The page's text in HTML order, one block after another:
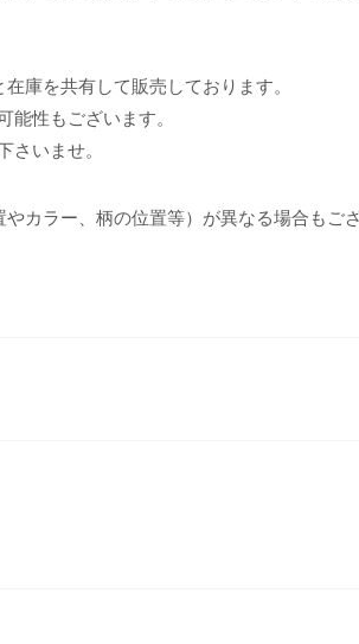
庫を共有して販売しております。
性もございます。
いませ。
カラー、柄の位置等）が異なる場合もござ